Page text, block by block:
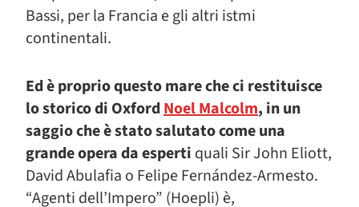
Bassi, per la Francia e gli altri istmi
continentali.
Ed è proprio questo mare che ci restituisce
lo storico di OxfordNoel Malcolm, in un
saggio che è stato salutato come una
grande opera da esperti quali Sir John Eliott,
David Abulafia o Felipe Fernández-Armesto.
“Agenti dell’Impero” (Hoepli) è,